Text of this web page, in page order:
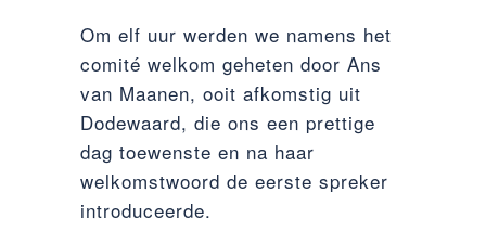
Om elf uur werden we namens het
comité welkom geheten door Ans
van Maanen, ooit afkomstig uit
Dodewaard, die ons een prettige
dag toewenste en na haar
welkomstwoord de eerste spreker
introduceerde.